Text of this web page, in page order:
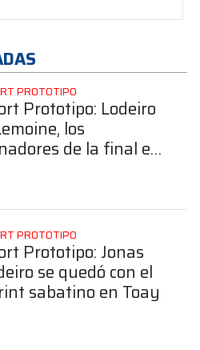
PROTOTIPO
Prototipo: Lodeiro
los
de la final en
PROTOTIPO
Prototipo: Jonas
se quedó con el
sabatino en Toay